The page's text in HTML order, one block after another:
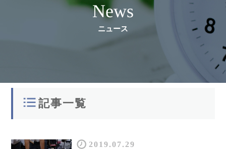
News
ニュース
記事一覧
2019.07.29